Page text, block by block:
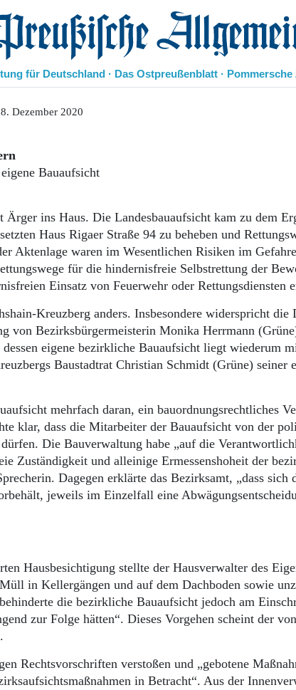
Allgemeine Zeitung
für Deutschland · Das Ostpreußenblatt · Pommersche
Ostpreußen
Pommern
Berlin-Brandenburg
Schlesien
Danzig und Westpreußen
Dezember 2020
Bauaufsicht
ins Haus. Die Landesbauaufsicht kam zu dem
Haus Rigaer Straße 94 zu beheben und
Aktenlage waren im Wesentlichen Risiken im
für die hindernisfreie Selbstrettung der
Einsatz von Feuerwehr oder Rettungsdiensten
Kreuzberg anders. Insbesondere widerspricht die
von Bezirksbürgermeisterin Monika Herrmann
eigene bezirkliche Bauaufsicht liegt wiederum
Baustadtrat Christian Schmidt (Grüne) seiner
mehrfach daran, ein bauordnungsrechtliches
klar, dass die Mitarbeiter der Bauaufsicht von der
Die Bauverwaltung habe „auf die
Zuständigkeit und alleinige Ermessenshoheit der
Dagegen erklärte das Bezirksamt, „dass sich
jeweils im Einzelfall eine
Hausbesichtigung stellte der Hausverwalter des
in Kellergängen und auf dem Dachboden sowie
die bezirkliche Bauaufsicht jedoch am
zur Folge hätten“. Dieses Vorgehen scheint der
Rechtsvorschriften verstoßen und „gebotene
in Betracht“. Aus der